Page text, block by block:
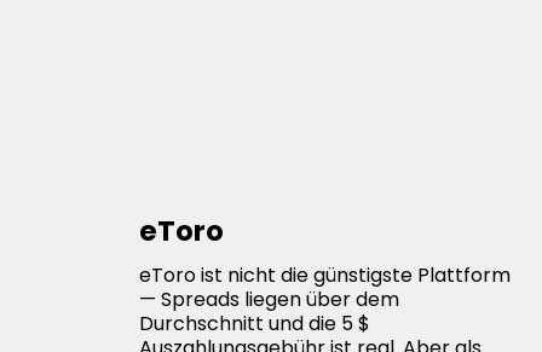
eToro
eToro ist nicht die günstigste Plattform
— Spreads liegen über dem
Durchschnitt und die 5 $